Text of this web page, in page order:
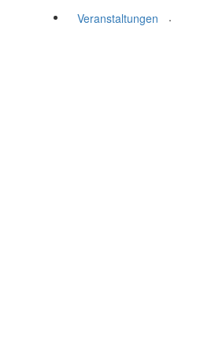
Veranstaltungen
.